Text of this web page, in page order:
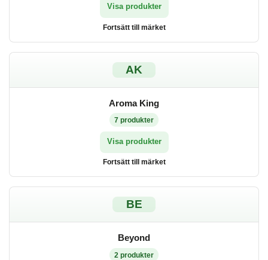
Visa produkter
Fortsätt till märket
AK
Aroma King
7 produkter
Visa produkter
Fortsätt till märket
BE
Beyond
2 produkter